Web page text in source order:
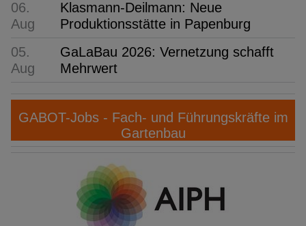
06.
Aug
Klasmann-Deilmann: Neue
Produktionsstätte in Papenburg
05.
Aug
GaLaBau 2026: Vernetzung schafft
Mehrwert
GABOT-Jobs - Fach- und Führungskräfte im
Gartenbau